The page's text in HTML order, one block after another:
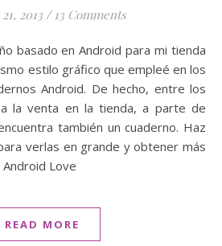
2013 / 13 Comments
estilo gráfico que empleé en los
Android. De hecho, entre los
la venta en la tienda, a parte de
también un cuaderno. Haz
verlas en grande y obtener más
Love
READ MORE